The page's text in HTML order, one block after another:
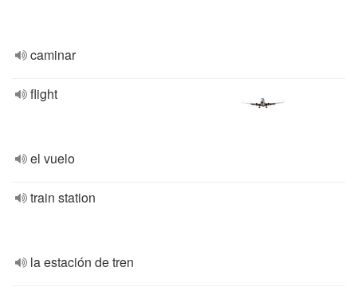
caminar
flight
el vuelo
train station
la estación de tren